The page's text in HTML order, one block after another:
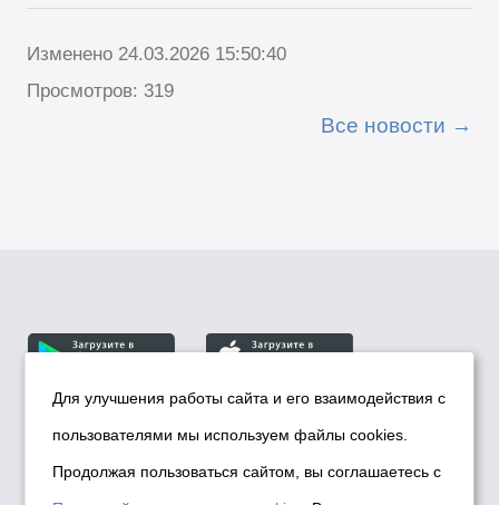
Изменено 24.03.2026 15:50:40
Просмотров: 319
Все новости
© Департамент информационной политики мэрии
города Новосибирска, 2026
Политика использования Cookies
Для улучшения работы сайта и его взаимодействия с
пользователями мы используем файлы cookies.
Продолжая пользоваться сайтом, вы соглашаетесь с